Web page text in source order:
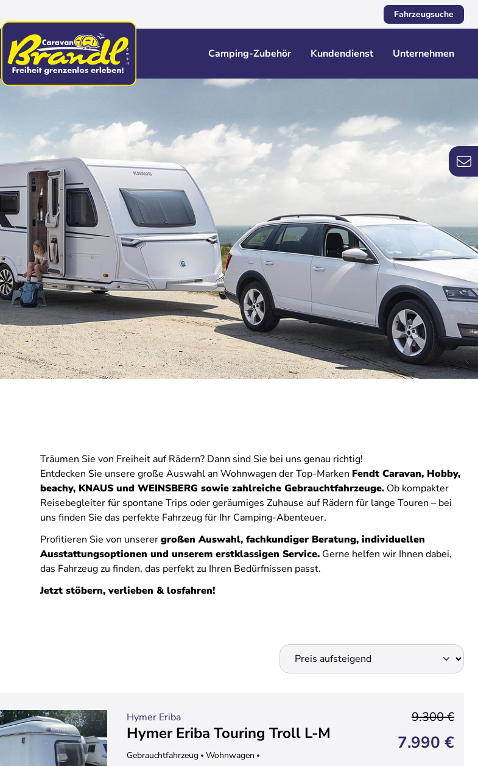
Fahrzeugsuche
Camping-Zubehör Kundendienst Unternehmen
Träumen Sie von Freiheit auf Rädern? Dann sind Sie bei uns genau richtig!
Entdecken Sie unsere große Auswahl an Wohnwagen der Top-Marken Fendt Caravan, Hobby,
beachy, KNAUS und WEINSBERG sowie zahlreiche Gebrauchtfahrzeuge. Ob kompakter
Reisebegleiter für spontane Trips oder geräumiges Zuhause auf Rädern für lange Touren – bei
uns finden Sie das perfekte Fahrzeug für Ihr Camping-Abenteuer.
Profitieren Sie von unserergroßen Auswahl, fachkundiger Beratung, individuellen
Ausstattungsoptionen und unserem erstklassigen Service. Gerne helfen wir Ihnen dabei,
das Fahrzeug zu finden, das perfekt zu Ihren Bedürfnissen passt.
Jetzt stöbern, verlieben & losfahren!
Hymer Eriba
Hymer Eriba Touring Troll L-M
Gebrauchtfahrzeug Wohnwagen
7.990 €
9.300 €